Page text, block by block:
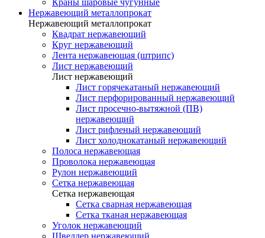
Краны шаровые чугунные
Нержавеющий металлопрокат
Нержавеющий металлопрокат
Квадрат нержавеющий
Круг нержавеющий
Лента нержавеющая (штрипс)
Лист нержавеющий
Лист нержавеющий
Лист горячекатаный нержавеющий
Лист перфорированный нержавеющий
Лист просечно-вытяжной (ПВ)
нержавеющий
Лист рифленый нержавеющий
Лист холоднокатаный нержавеющий
Полоса нержавеющая
Проволока нержавеющая
Рулон нержавеющий
Сетка нержавеющая
Сетка нержавеющая
Сетка сварная нержавеющая
Сетка тканая нержавеющая
Уголок нержавеющий
Швеллер нержавеющий